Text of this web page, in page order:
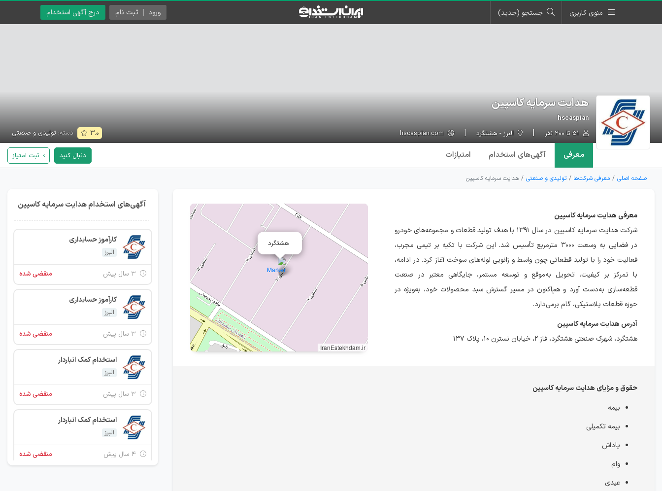
منوی کاربری جستجو (جدید) درج آگهی استخدام ورود ثبت نام
هدایت سرمایه کاسپین
hscaspian
البرز - هشتگرد ۳.۰ دسته: تولیدی و صنعتی
معرفی آگهی‌های استخدام امتیازات دنبال کنید ثبت امتیاز
صفحه اصلی معرفی شرکت‌ها تولیدی و صنعتی هدایت سرمایه کاسپین
معرفی هدایت سرمایه کاسپین
شرکت هدایت سرمایه کاسپین در سال ۱۳۹۱ با هدف تولید قطعات و مجموعه‌های خودرو
در فضایی به وسعت ۳۰۰۰ مترمربع تأسیس شد. این شرکت با تکیه بر تیمی مجرب،
فعالیت خود را با تولید قطعاتی چون واسط و زانویی لوله‌های سوخت آغاز کرد. در ادامه،
با تمرکز بر کیفیت، تحویل به‌موقع و توسعه مستمر، جایگاهی معتبر در صنعت
قطعه‌سازی به‌دست آورد و هم‌اکنون در مسیر گسترش سبد محصولات خود، به‌ویژه در
حوزه قطعات پلاستیکی، گام برمی‌دارد.
آدرس هدایت سرمایه کاسپین
هشتگرد، شهرک صنعتی هشتگرد، فاز ۲، خیابان نسترن ۱۰، پلاک ۱۳۷
هشتگرد
IranEstekhdam.ir
حقوق و مزایای هدایت سرمایه کاسپین
بیمه
بیمه تکمیلی
پاداش
وام
عیدی
آگهی‌های استخدام هدایت سرمایه کاسپین
کارآموز حسابداری
البرز
منقضی شده
کارآموز حسابداری
البرز
منقضی شده
استخدام کمک انباردار
البرز
منقضی شده
استخدام کمک انباردار
البرز
منقضی شده